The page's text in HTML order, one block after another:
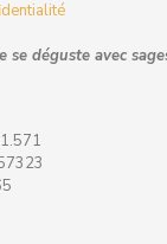
se déguste avec